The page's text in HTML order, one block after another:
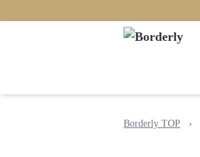
Borderly TOP ›